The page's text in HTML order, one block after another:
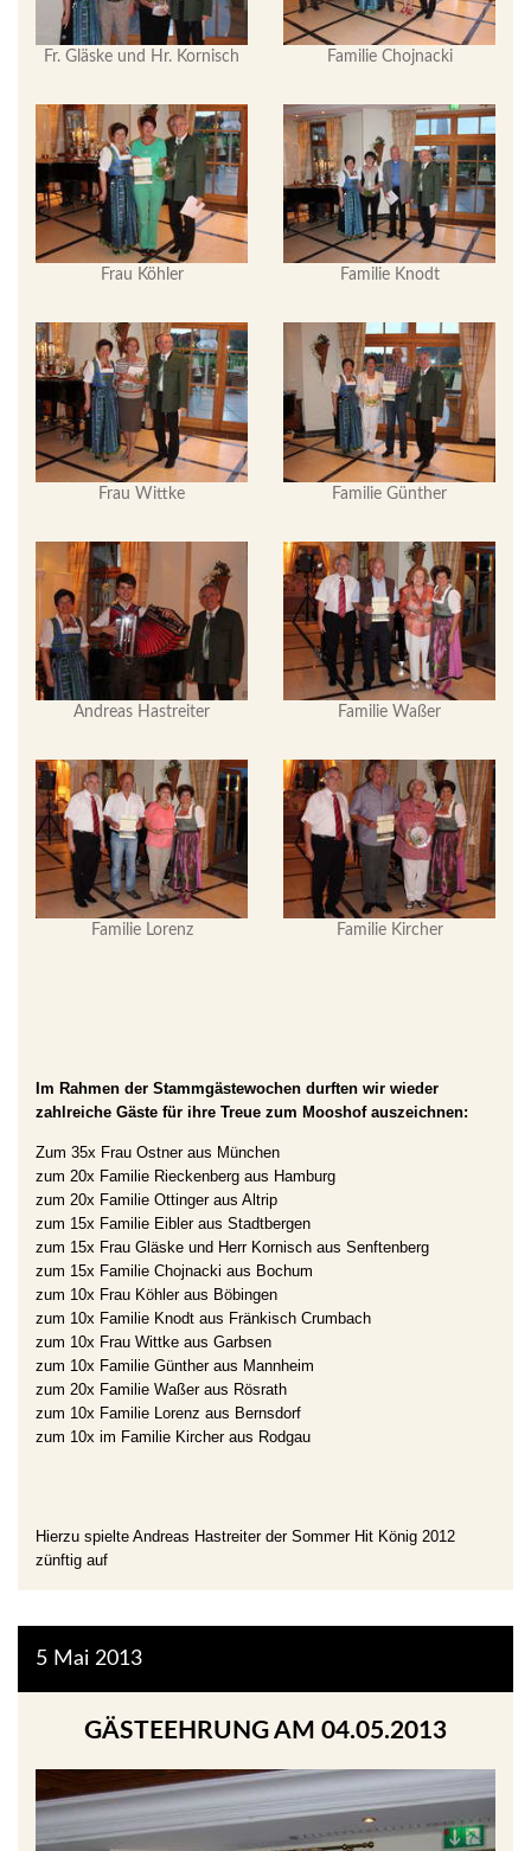
Fr. Gläske und Hr. Kornisch Familie Chojnacki
Frau Köhler Familie Knodt
Frau Wittke Familie Günther
Andreas Hastreiter Familie Waßer
Familie Lorenz Familie Kircher
Im Rahmen der Stammgästewochen durften wir wieder
zahlreiche Gäste für ihre Treue zum Mooshof auszeichnen:
Zum 35x Frau Ostner aus München
zum 20x Familie Rieckenberg aus Hamburg
zum 20x Familie Ottinger aus Altrip
zum 15x Familie Eibler aus Stadtbergen
zum 15x Frau Gläske und Herr Kornisch aus Senftenberg
zum 15x Familie Chojnacki aus Bochum
zum 10x Frau Köhler aus Böbingen
zum 10x Familie Knodt aus Fränkisch Crumbach
zum 10x Frau Wittke aus Garbsen
zum 10x Familie Günther aus Mannheim
zum 20x Familie Waßer aus Rösrath
zum 10x Familie Lorenz aus Bernsdorf
zum 10x im Familie Kircher aus Rodgau
Hierzu spielte Andreas Hastreiter der Sommer Hit König 2012
zünftig auf
2013
5 Mai
GÄSTEEHRUNG AM 04.05.2013